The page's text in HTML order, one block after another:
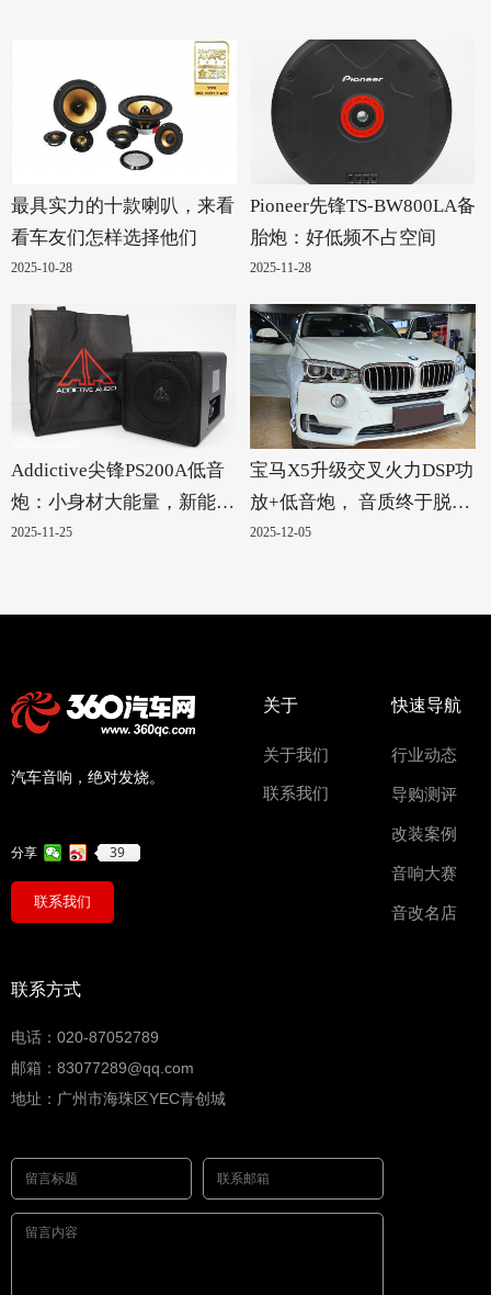
最具实力的十款喇叭，来看
看车友们怎样选择他们
2025-10-28
Pioneer先锋TS-BW800LA备
胎炮：好低频不占空间
2025-11-28
Addictive尖锋PS200A低音
炮：小身材大能量，新能源
汽车的绝配！
2025-11-25
宝马X5升级交叉火力DSP功
放+低音炮， 音质终于脱胎
换骨
2025-12-05
联系我们
汽车音响，绝对发烧。
分享 39
关于
关于我们
联系我们
快速导航
行业动态
导购测评
改装案例
音响大赛
音改名店
联系方式
电话：020-87052789
邮箱：83077289@qq.com
地址：广州市海珠区YEC青创城